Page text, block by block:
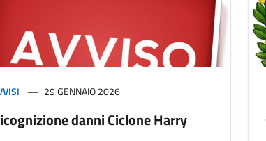
29 GENNAIO 2026
danni Ciclone Harry